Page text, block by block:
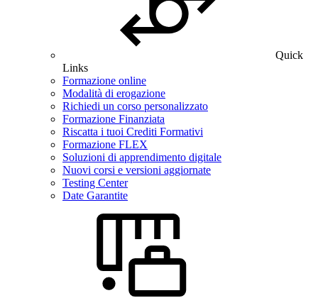
Quick
Links
Formazione online
Modalità di erogazione
Richiedi un corso personalizzato
Formazione Finanziata
Riscatta i tuoi Crediti Formativi
Formazione FLEX
Soluzioni di apprendimento digitale
Nuovi corsi e versioni aggiornate
Testing Center
Date Garantite